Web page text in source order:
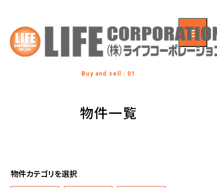
Buy and sell : 01
物件一覧
物件カテゴリを選択